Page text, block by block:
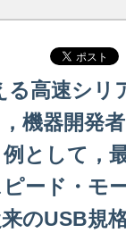
高速シリ
機器開発
として，
ード・モ
のUSB規